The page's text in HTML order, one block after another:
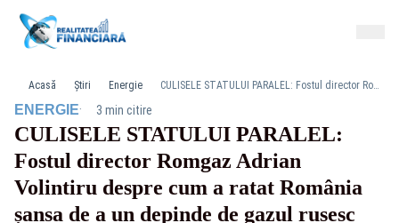
Acasă Știri Energie CULISELE STATULUI PARALEL: Fostul director Romgaz Adrian Volintiru despre cum a ratat România șansa de a un depinde de gazul rusesc
ENERGIE· 3 min citire
CULISELE STATULUI PARALEL:
Fostul director Romgaz Adrian
Volintiru despre cum a ratat România
șansa de a un depinde de gazul rusesc